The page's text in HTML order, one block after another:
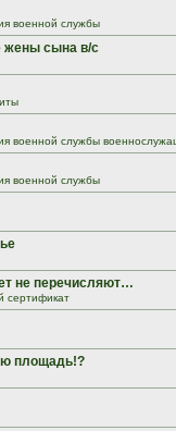
военной службы
жены сына в/с
военной службы
военной службы
не перечисляют…
сертификат
площадь!?